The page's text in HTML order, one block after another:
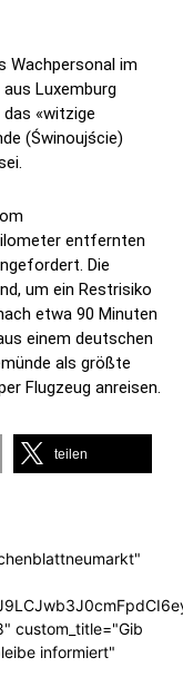
Wachpersonal im
Luxemburg
«witzige
(Świnoujście)
entfernten
Die
um ein Restrisiko
etwa 90 Minuten
einem deutschen
als größte
Flugzeug anreisen.
teilen
custom_title="Gib
informiert"